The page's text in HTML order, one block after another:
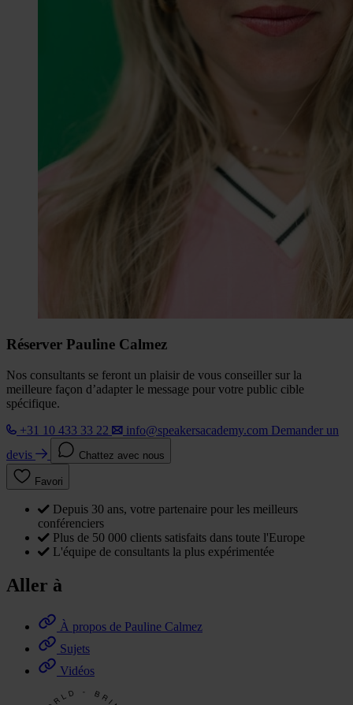
Réserver Pauline Calmez
Nos consultants se feront un plaisir de vous conseiller sur la
meilleure façon d’adapter le message pour votre public cible
spécifique.
+31 10 433 33 22
info@speakersacademy.com Demander un
devis
Chattez avec nous
Favori
Depuis 30 ans, votre partenaire pour les meilleurs
conférenciers
Plus de 50 000 clients satisfaits dans toute l'Europe
L'équipe de consultants la plus expérimentée
Aller à
À propos de Pauline Calmez
Sujets
Vidéos